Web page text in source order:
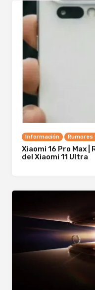
Información
Xiaomi 16 Pro Max
del Xiaomi 11 Ultra